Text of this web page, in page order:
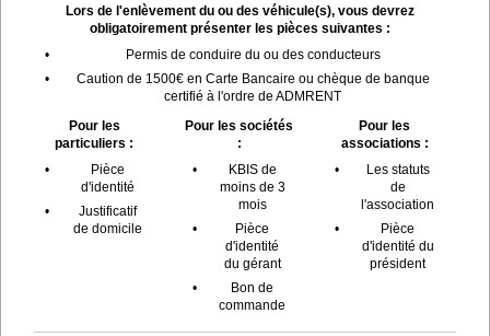
Lors de l'enlèvement du ou des véhicule(s), vous devrez
obligatoirement présenter les pièces suivantes :
•
Permis de conduire du ou des conducteurs
•
Caution de 1500€ en Carte Bancaire ou chèque de banque
certifié à l'ordre de ADMRENT
Pour les
particuliers :
•
Pièce
d'identité
•
Justificatif
de domicile
Pour les sociétés
:
•
KBIS de
moins de 3
mois
•
Pièce
d'identité
du gérant
•
Bon de
commande
Pour les
associations :
•
Les statuts
de
l'association
•
Pièce
d'identité du
président